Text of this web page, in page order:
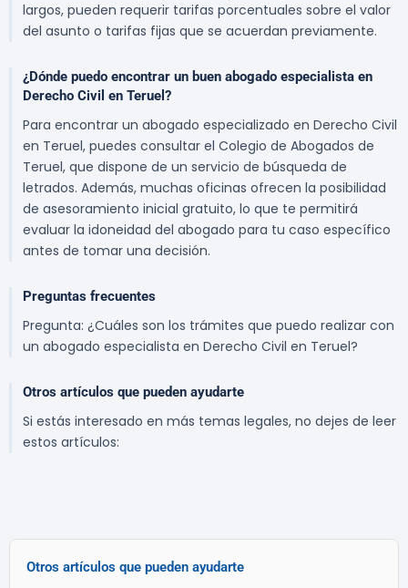
largos, pueden requerir tarifas porcentuales sobre el valor
del asunto o tarifas fijas que se acuerdan previamente.
¿Dónde puedo encontrar un buen abogado especialista en
Derecho Civil en Teruel?
Para encontrar un abogado especializado en Derecho Civil
en Teruel, puedes consultar el Colegio de Abogados de
Teruel, que dispone de un servicio de búsqueda de
letrados. Además, muchas oficinas ofrecen la posibilidad
de asesoramiento inicial gratuito, lo que te permitirá
evaluar la idoneidad del abogado para tu caso específico
antes de tomar una decisión.
Preguntas frecuentes
Pregunta: ¿Cuáles son los trámites que puedo realizar con
un abogado especialista en Derecho Civil en Teruel?
Otros artículos que pueden ayudarte
Si estás interesado en más temas legales, no dejes de leer
estos artículos:
Otros artículos que pueden ayudarte